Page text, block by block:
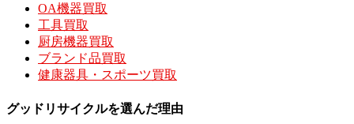
OA機器買取
工具買取
厨房機器買取
ブランド品買取
健康器具・スポーツ買取
グッドリサイクルを選んだ理由